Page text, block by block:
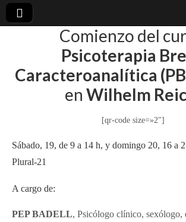
plural-
21.org
Comienzo del
Psicoterapia
Caracteroanalítica
en Wilhelm
[qr-code size=»2″]
Sábado, 19, de 9 a 14 h, y domingo 20, 16 a
Plural-21
A cargo de:
PEP BADELL, Psicólogo clínico, sexólogo,